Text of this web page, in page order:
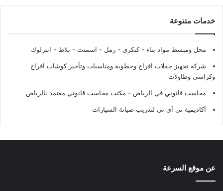
خدمات متنوعة
محل ومبسط مواد بناء - كنكري - رمل - اسمنت - بلاط - انترلوك
شركة تجهيز حفلات افراح وخطوبة ومناسبات وتأجير كوشات افراح
وكراسي وطاولات
محاسب قانوني في الرياض - مكتب محاسب قانوني معتمد بالرياض
أكاديمية تي أي تي لتدريب صيانة السيارات
عن موقع السرعة